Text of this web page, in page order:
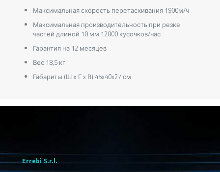
Максимальная скорость перетаскивания 1900м/ч
Максимальная производительность при резке
частей длиной 10 мм 12000 кусочков/час
Гарантия на 12 месяцев
Вес 18,5 кг
Габариты (Ш х Г x В) 45x40x27 см
Errebi S.r.l.